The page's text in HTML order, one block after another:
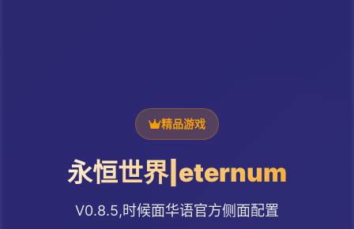
精品游戏
永恒世界|eternum
V0.8.5,时候面华语官方侧面配置